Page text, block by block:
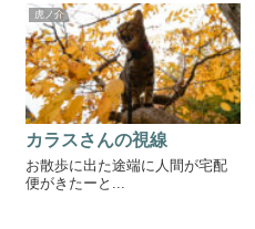
虎ノ介
カラスさんの視線
お散歩に出た途端に人間が宅配
便がきたーと...